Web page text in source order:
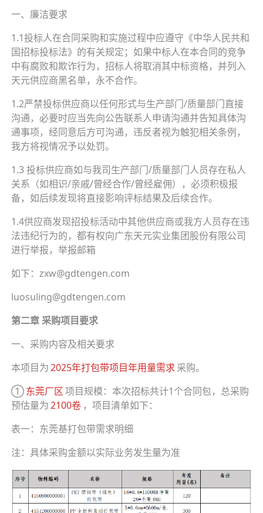
一、廉洁要求
1.1投标人在合同采购和实施过程中应遵守《中华人民共和
国招标投标法》的有关规定；如果中标人在本合同的竞争
中有腐败和欺诈行为，招标人将取消其中标资格，并列入
天元供应商黑名单，永不合作。
1.2严禁投标供应商以任何形式与生产部门/质量部门直接
沟通，必要时应当先向公告联系人申请沟通并告知具体沟
通事项，经同意后方可沟通，违反者视为触犯相关条例，
我方将视情况予以处罚。
1.3 投标供应商如与我司生产部门/质量部门人员存在私人
关系（如相识/亲戚/曾经合作/曾经雇佣），必须积极报
备，如后续发现将直接影响评标结果及后续合作。
1.4供应商发现招投标活动中其他供应商或我方人员存在违
法违纪行为的，都有权向广东天元实业集团股份有限公司
进行举报，举报邮箱
如下：zxw@gdtengen.com
luosuling@gdtengen.com
第二章 采购项目要求
一、采购内容及相关要求
本项目为2025年打包带项目年用量需求采购。
①东莞厂区项目规模：本次招标共计1个合同包，总采购
预估量为2100卷 ，项目清单如下：
表一：东莞基打包带需求明细
注：具体采购金额以实际业务发生量为准